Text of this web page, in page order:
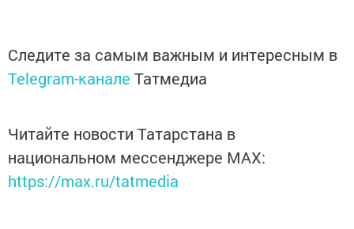
Следите за самым важным и интересным в
Telegram-канале Татмедиа
Читайте новости Татарстана в
национальном мессенджере MАХ:
https://max.ru/tatmedia